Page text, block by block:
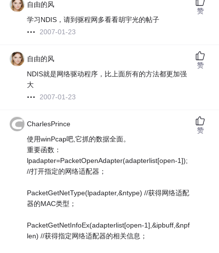
自由的风
学习NDIS，请到驱程网多看看胡宇光的帖子
2007-01-23
赞
自由的风
NDIS就是网络驱动程序，比上面所有的方法都更加强
大
2007-01-23
赞
CharlesPrince
使用winPcap吧,它抓的数据全面。
重要函数：
lpadapter=PacketOpenAdapter(adapterlist[open-1]);
//打开指定的网络适配器；
PacketGetNetType(lpadapter,&ntype) //获得网络适配
器的MAC类型；
PacketGetNetInfoEx(adapterlist[open-1],&ipbuff,&npf
len) //获得指定网络适配器的相关信息；
赞